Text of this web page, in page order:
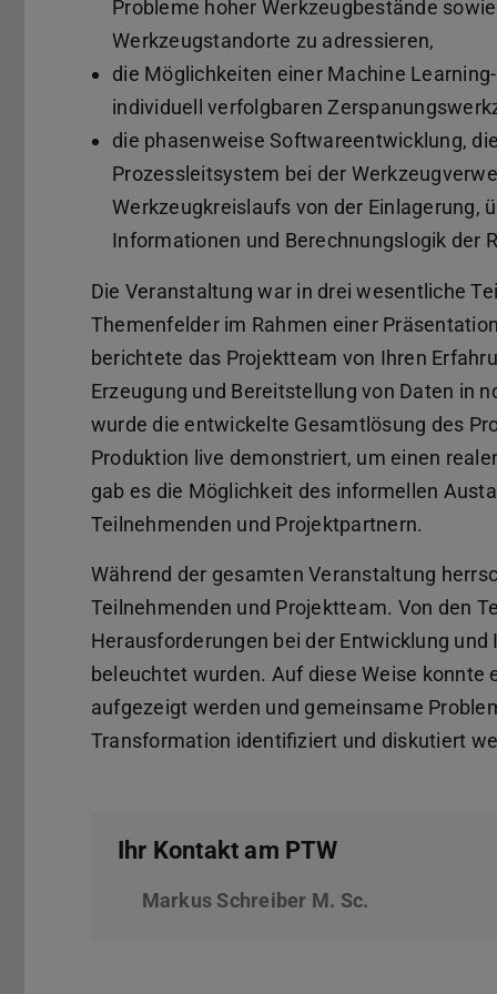
Probleme hoher Werkzeugbestände
Werkzeugstandorte zu adressieren,
die Möglichkeiten einer Machine
individuell verfolgbaren
die phasenweise Softwareentwicklung,
Prozessleitsystem bei der
Werkzeugkreislaufs von der Einlagerung,
Informationen und Berechnungslogik der
Die Veranstaltung war in drei wesentliche
Themenfelder im Rahmen einer
berichtete das Projektteam von Ihren
Erzeugung und Bereitstellung von Daten in
wurde die entwickelte Gesamtlösung des
Produktion live demonstriert, um einen
gab es die Möglichkeit des informellen
Teilnehmenden und Projektpartnern.
Während der gesamten Veranstaltung
Teilnehmenden und Projektteam. Von den
Herausforderungen bei der Entwicklung
beleuchtet wurden. Auf diese Weise
aufgezeigt werden und gemeinsame
Transformation identifiziert und diskutiert
Ihr Kontakt am PTW
Markus Schreiber M. Sc.